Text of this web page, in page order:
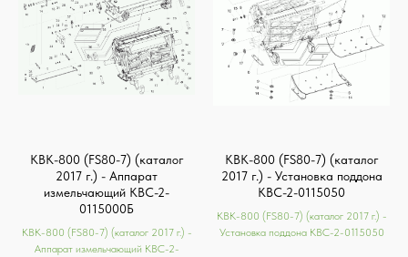
КВК-800 (FS80-7) (каталог
2017 г.) - Аппарат
измельчающий КВС-2-
0115000Б
КВК-800 (FS80-7) (каталог 2017 г.) -
Аппарат измельчающий КВС-2-
КВК-800 (FS80-7) (каталог
2017 г.) - Установка поддона
КВС-2-0115050
КВК-800 (FS80-7) (каталог 2017 г.) -
Установка поддона КВС-2-0115050